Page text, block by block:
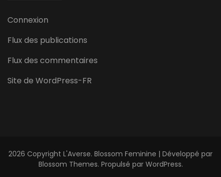
Connexion
Flux des publications
Flux des commentaires
Site de WordPress-FR
2026 Copyright L'Averse. Blossom Feminine | Développé par
Blossom Themes. Propulsé par WordPress.